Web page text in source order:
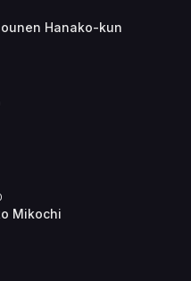
Hanako-kun
Mikochi